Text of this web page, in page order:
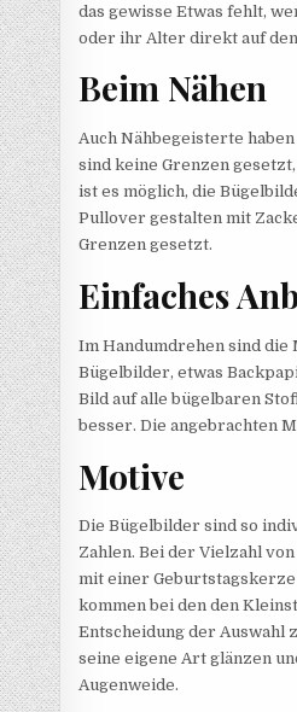
das gewisse Etwas fehlt,
oder ihr Alter direkt auf
Beim Nähen
Auch Nähbegeisterte
sind keine Grenzen
ist es möglich, die
Pullover gestalten mit
Grenzen gesetzt.
Einfaches
Im Handumdrehen sind die
Bügelbilder, etwas
Bild auf alle bügelbaren
besser. Die angebrachten
Motive
Die Bügelbilder sind so
Zahlen. Bei der Vielzahl
mit einer Geburtstagskerze
kommen bei den den
Entscheidung der Auswahl
seine eigene Art glänzen
Augenweide.